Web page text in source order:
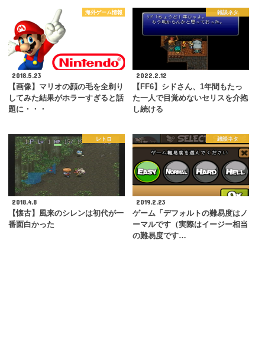
海外ゲーム情報
2018.5.23
【画像】マリオの顔の毛を全剃り
してみた結果がホラーすぎると話
題に・・・
雑談ネタ
2022.2.12
【FF6】シドさん、1年間もたっ
た一人で目覚めないセリスを介抱
し続ける
レトロ
2018.4.8
【懐古】風来のシレンは初代が一
番面白かった
雑談ネタ
2019.2.23
ゲーム「デフォルトの難易度はノ
ーマルです（実際はイージー相当
の難易度です…